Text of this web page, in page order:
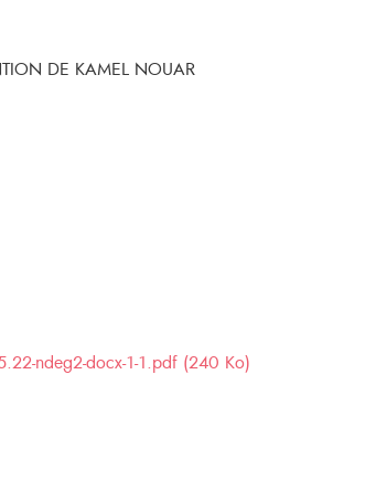
DE KAMEL NOUAR
ndeg2-docx-1-1.pdf (240 Ko)